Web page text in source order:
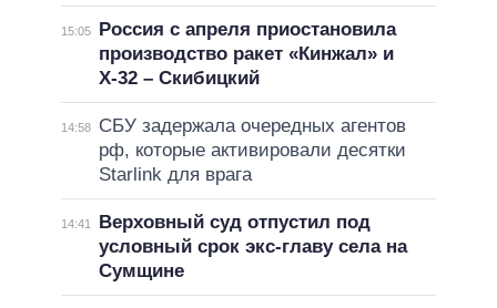
15:05
Россия с апреля приостановила
производство ракет «Кинжал» и
Х-32 – Скибицкий
14:58
СБУ задержала очередных агентов
рф, которые активировали десятки
Starlink для врага
14:41
Верховный суд отпустил под
условный срок экс-главу села на
Сумщине